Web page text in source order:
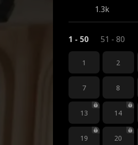
1.3k
1 - 50 51 - 80
1 2
7 8
13 14
19 20